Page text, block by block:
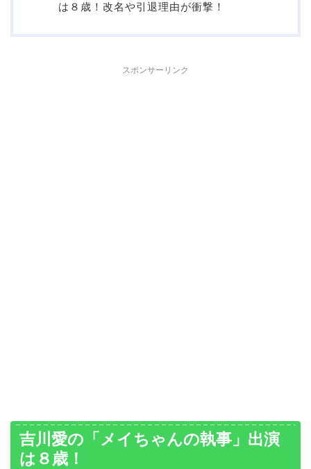
は８歳！改名や引退理由が衝撃！
スポンサーリンク
吉川愛の「メイちゃんの執事」出演
は８歳！